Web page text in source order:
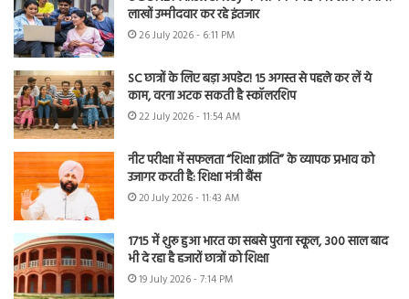
लाखों उम्मीदवार कर रहे इंतजार
26 July 2026 - 6:11 PM
SC छात्रों के लिए बड़ा अपडेट! 15 अगस्त से पहले कर लें ये
काम, वरना अटक सकती है स्कॉलरशिप
22 July 2026 - 11:54 AM
नीट परीक्षा में सफलता “शिक्षा क्रांति” के व्यापक प्रभाव को
उजागर करती है: शिक्षा मंत्री बैंस
20 July 2026 - 11:43 AM
1715 में शुरू हुआ भारत का सबसे पुराना स्कूल, 300 साल बाद
भी दे रहा है हजारों छात्रों को शिक्षा
19 July 2026 - 7:14 PM